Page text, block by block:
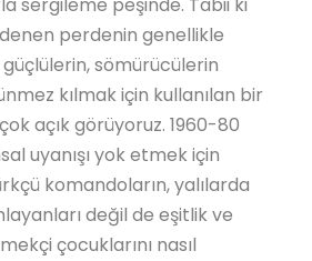
denen perdenin genellikle
güçlülerin, sömürücülerin
kılmak için kullanılan bir
açık görüyoruz. 1960-80
uyanışı yok etmek için
komandoların, yalılarda
değil de eşitlik ve
çocuklarını nasıl